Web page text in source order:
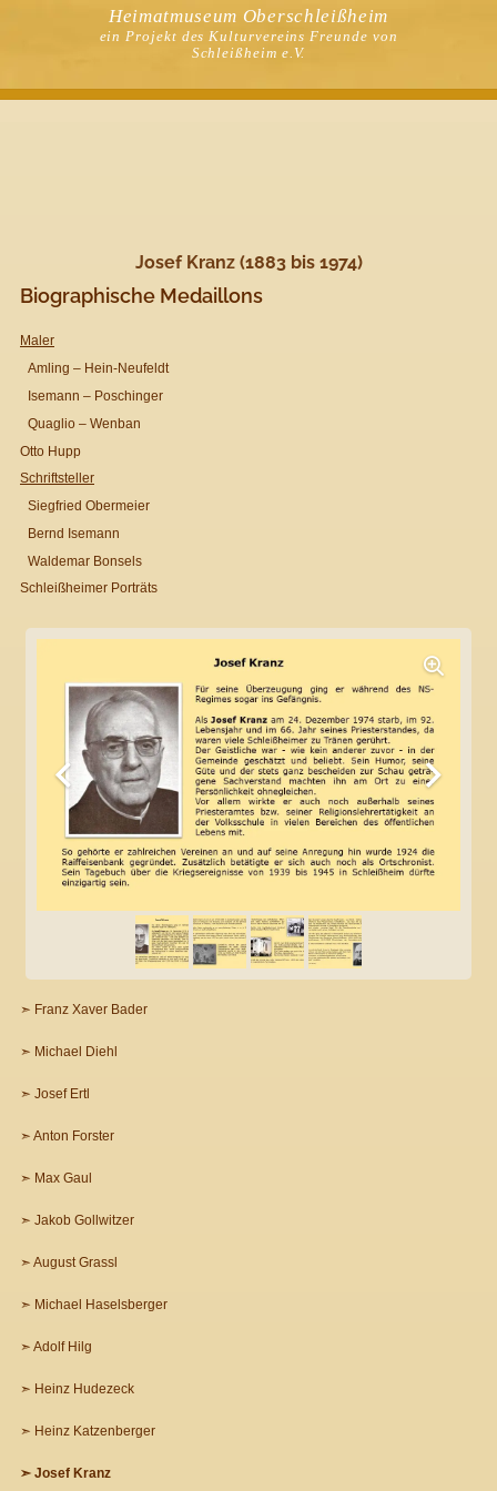
Heimatmuseum Oberschleißheim
ein Projekt des Kulturvereins Freunde von
Schleißheim e.V.
Josef Kranz (1883 bis 1974)
Biographische Medaillons
Maler
Amling – Hein-Neufeldt
Isemann – Poschinger
Quaglio – Wenban
Otto Hupp
Schriftsteller
Siegfried Obermeier
Bernd Isemann
Waldemar Bonsels
Schleißheimer Porträts
Franz Xaver Bader
Michael Diehl
Josef Ertl
Anton Forster
Max Gaul
Jakob Gollwitzer
August Grassl
Michael Haselsberger
Adolf Hilg
Heinz Hudezeck
Heinz Katzenberger
Josef Kranz